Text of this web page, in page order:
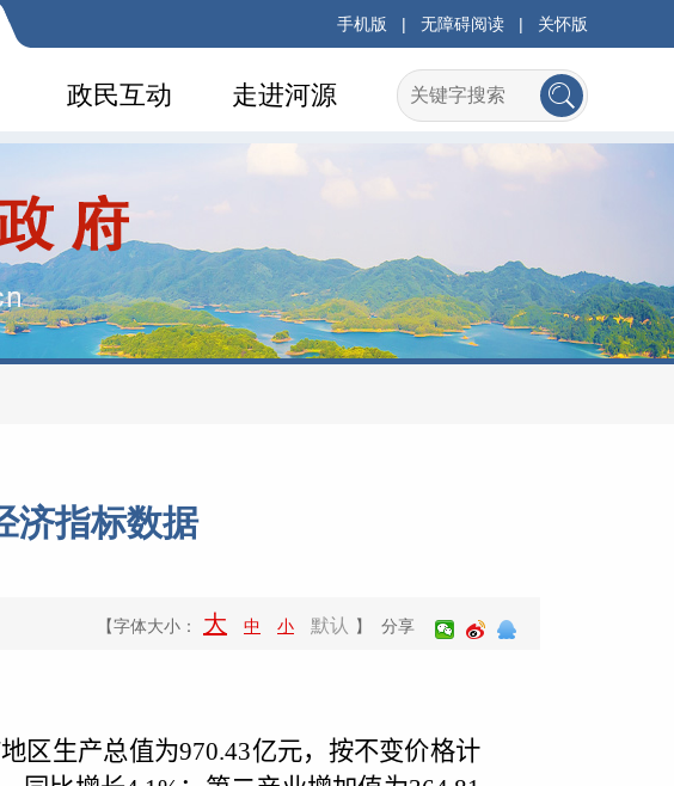
手机版 | 无障碍阅读 | 关怀版
走进河源
政民互动
济指标数据
【字体大小： 大 中 小 默认 】 分享
区生产总值为970.43亿元，按不变价格计